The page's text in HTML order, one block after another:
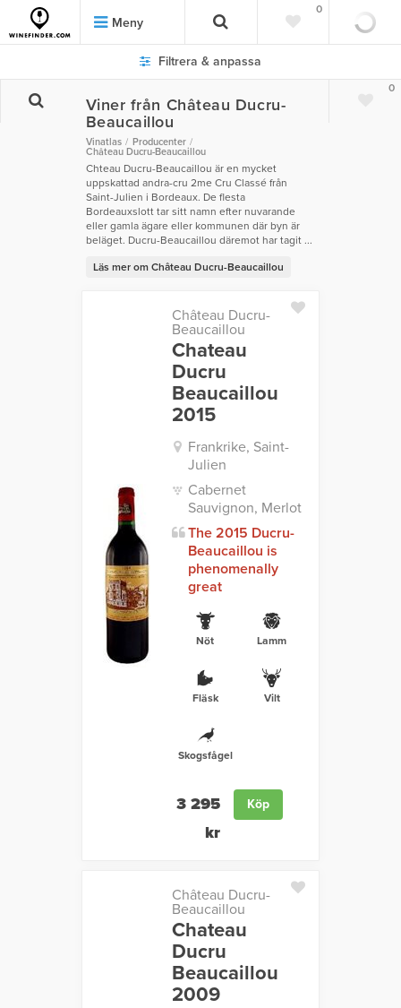
Meny
0
0
Filtrera & anpassa
Viner från Château Ducru-
Beaucaillou
Vinatlas
Producenter
Château Ducru-Beaucaillou
Chteau Ducru-Beaucaillou är en mycket
uppskattad andra-cru 2me Cru Classé från
Saint-Julien i Bordeaux. De flesta
Bordeauxslott tar sitt namn efter nuvarande
eller gamla ägare eller kommunen där byn är
beläget. Ducru-Beaucaillou däremot har tagit ...
Läs mer om Château Ducru-Beaucaillou
Château Ducru-
Beaucaillou
Chateau
Ducru
Beaucaillou
2015
Frankrike, Saint-
Julien
Cabernet
Sauvignon, Merlot
The 2015 Ducru-
Beaucaillou is
phenomenally
great
Nöt Lamm
Fläsk Vilt
Skogsfågel
3 295
kr
Köp
Château Ducru-
Beaucaillou
Chateau
Ducru
Beaucaillou
2009